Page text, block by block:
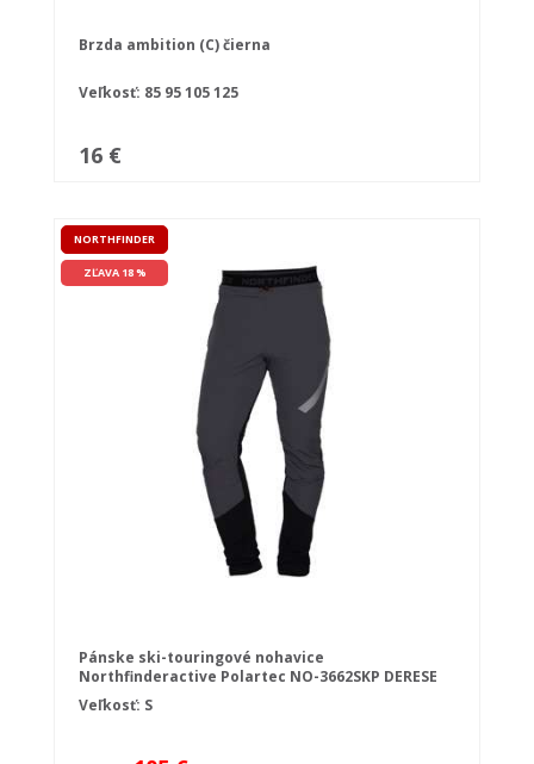
Brzda ambition (C) čierna
Veľkosť: 85 95105125
16 €
NORTHFINDER
ZĽAVA 18 %
Pánske ski-touringové nohavice
Northfinderactive Polartec NO-3662SKP DERESE
Veľkosť: S